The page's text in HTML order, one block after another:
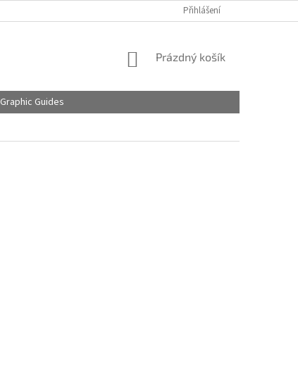
Přihlášení
NÁKUPNÍ
Prázdný košík
Graphic Guides